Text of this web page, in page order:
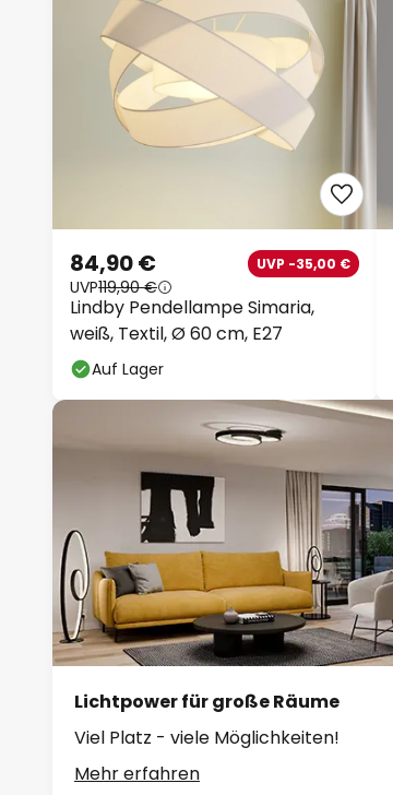
Lindby Pendellampe Simaria,
weiß, Textil, Ø 60 cm, E27
84,90 € UVP -35,00 €
UVP119,90 €
Auf Lager
Lichtpower für große Räume
Viel Platz - viele Möglichkeiten!
Mehr erfahren